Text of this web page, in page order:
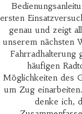
ersten
genau und zeigt
unserem nächsten
Fahrradhalterung
häufigen
Möglichkeiten des
um Zug
denke ich,